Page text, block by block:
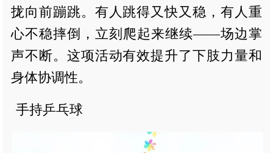
拢向前蹦跳。有人跳得又快又稳，有人重
心不稳摔倒，立刻爬起来继续——场边掌
声不断。这项活动有效提升了下肢力量和
身体协调性。
手持乒乓球